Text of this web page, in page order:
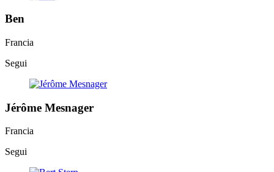
Ben
Francia
Segui
Jérôme Mesnager
Francia
Segui